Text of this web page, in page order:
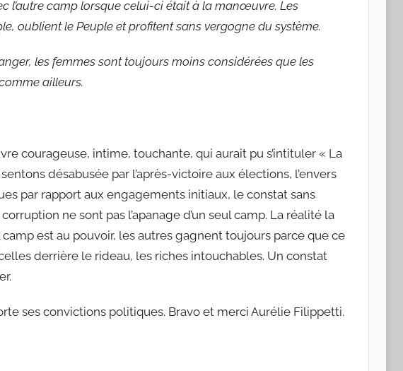
l’autre camp lorsque celui-ci était à la manœuvre. Les
oublient le Peuple et profitent sans vergogne du système.
les femmes sont toujours moins considérées que les
ailleurs.
courageuse, intime, touchante, qui aurait pu s’intituler « La
désabusée par l’après-victoire aux élections, l’envers
par rapport aux engagements initiaux, le constat sans
ne sont pas l’apanage d’un seul camp. La réalité la
est au pouvoir, les autres gagnent toujours parce que ce
derrière le rideau, les riches intouchables. Un constat
ses convictions politiques. Bravo et merci Aurélie Filippetti.